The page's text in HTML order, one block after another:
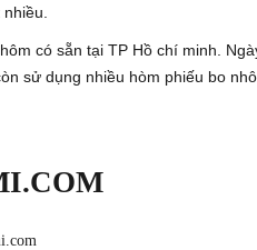
có sẵn tại TP Hồ chí minh.
sử dụng nhiều hòm phiếu bo